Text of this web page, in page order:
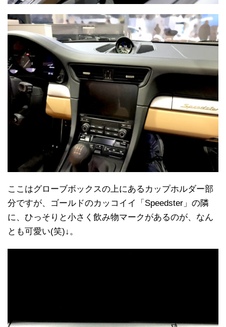
ここはグローブボックスの上にあるカップホルダー部
分ですが、ゴールドのカッコイイ「Speedster」の隣
に、ひっそりと小さく飲み物マークがあるのが、なん
とも可愛い(笑)↓。